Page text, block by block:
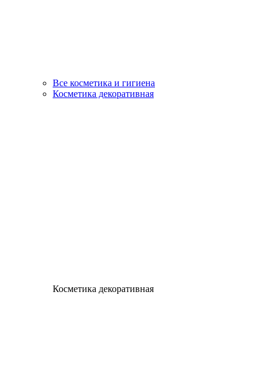
Все косметика и гигиена
Косметика декоративная
Косметика декоративная